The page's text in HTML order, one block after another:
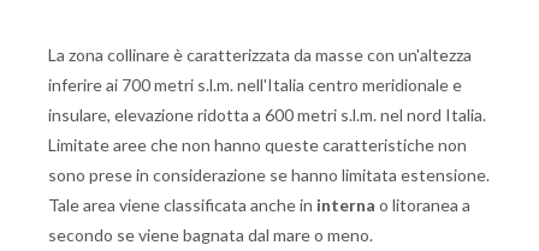
La zona collinare è caratterizzata da masse con un'altezza
inferire ai 700 metri s.l.m. nell'Italia centro meridionale e
insulare, elevazione ridotta a 600 metri s.l.m. nel nord Italia.
Limitate aree che non hanno queste caratteristiche non
sono prese in considerazione se hanno limitata estensione.
Tale area viene classificata anche in interna o litoranea a
secondo se viene bagnata dal mare o meno.